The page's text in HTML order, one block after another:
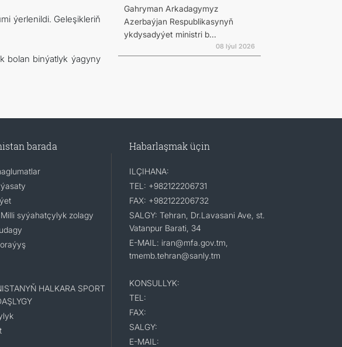
ýerlenildi. Geleşikleriň
bolan binýatlyk ýagyny
Gahryman Arkadagymyz
Azerbaýjan Respublikasynyň
ykdysadyýet ministri b...
08 Iýul 2026
barada
Milli syýahatçylyk zolagy
HALKARA SPORT
Habarlaşmak üçin
ILÇIHANA:
TEL: +982122206731
FAX: +982122206732
SALGY: Tehran, Dr.Lavasani Ave, st.
Vatanpur Barati, 34
E-MAIL: iran@mfa.gov.tm,
tmemb.tehran@sanly.tm
KONSULLYK:
TEL:
FAX:
SALGY:
E-MAIL: